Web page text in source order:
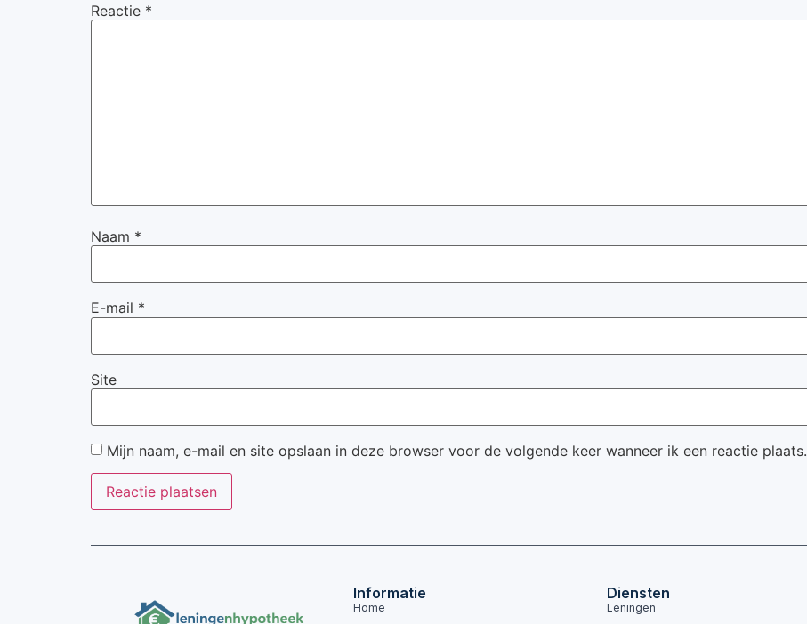
Reactie *
Naam *
E-mail *
Site
Mijn naam, e-mail en site opslaan in deze browser voor de volgende keer wanneer ik een reactie plaats.
Informatie
Home
Diensten
Leningen